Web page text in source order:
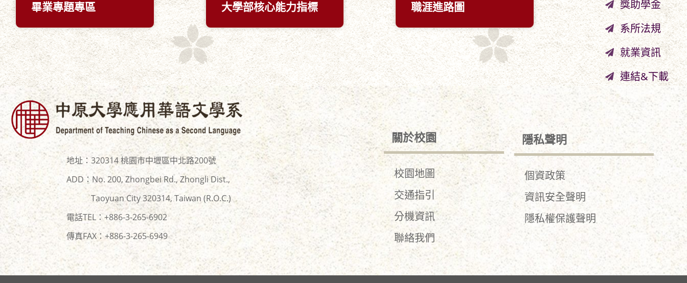
畢業專題專區 大學部核心能力指標 職涯進路圖
獎助學金
系所法規
就業資訊
連結&下載
地址：320314 桃園市中壢區中北路200號
ADD：No. 200, Zhongbei Rd., Zhongli Dist.,
Taoyuan City 320314, Taiwan (R.O.C.)
電話TEL：+886-3-265-6902
傳真FAX：+886-3-265-6949
關於校園
校園地圖
交通指引
分機資訊
聯絡我們
隱私聲明
個資政策
資訊安全聲明
隱私權保護聲明